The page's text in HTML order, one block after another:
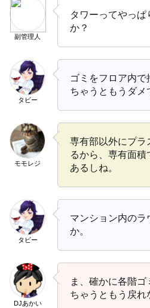
副管理人
タワーってやっ
か？
タビー
ゴミをフロア内
ちゃうともうダメ
モモレジ
専有部以外にプラ
るから、専有面
あるしね。
タビー
マンション内のラ
か。
DJあかい
ま、確かに各階
ちゃうともう戻れ